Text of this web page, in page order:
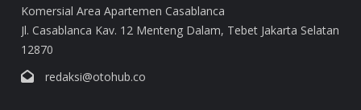
Komersial Area Apartemen Casablanca
Jl. Casablanca Kav. 12 Menteng Dalam, Tebet Jakarta Selatan
12870
redaksi@otohub.co